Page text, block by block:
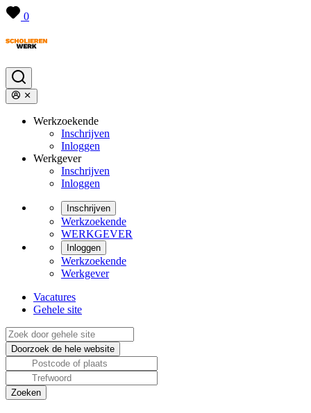
0
Werkzoekende
Inschrijven
Inloggen
Werkgever
Inschrijven
Inloggen
Inschrijven
Werkzoekende
WERKGEVER
Inloggen
Werkzoekende
Werkgever
Vacatures
Gehele site